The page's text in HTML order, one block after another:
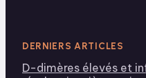
DERNIERS ARTICLES
D-dimères élevés et